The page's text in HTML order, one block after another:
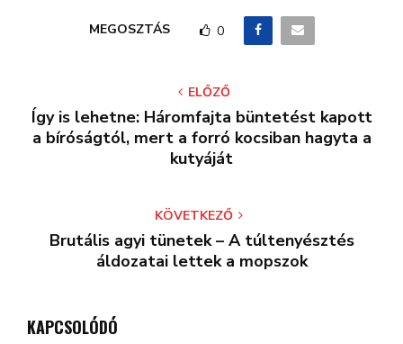
MEGOSZTÁS 0
ELŐZŐ
Így is lehetne: Háromfajta büntetést kapott
a bíróságtól, mert a forró kocsiban hagyta a
kutyáját
KÖVETKEZŐ
Brutális agyi tünetek – A túltenyésztés
áldozatai lettek a mopszok
KAPCSOLÓDÓ